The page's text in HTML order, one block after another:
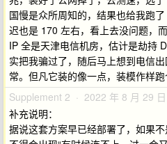
国慢是众所周知的，结果也给我跑
迟也是 170 左右，看上去没问题，
IP 全是天津电信机房，估计是劫持
实把我骗过了，随后马上想到电信
常。但凡它装的像一点，装模作样
Supplement 2 · 2022 年 8 月 29 日
补充说明：
据说这套方案早已经部署了，如果